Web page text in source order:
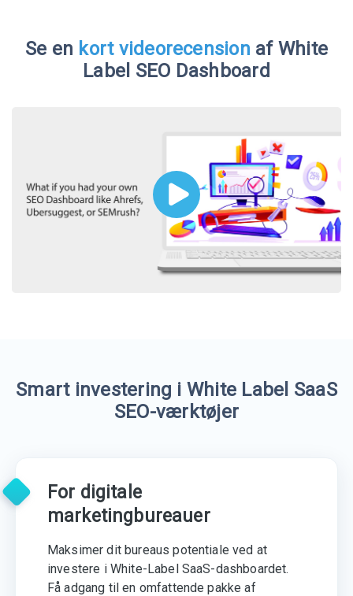
Se en kort videorecension af White
Label SEO Dashboard
Smart investering i White Label SaaS
SEO-værktøjer
For digitale
marketingbureauer
Maksimer dit bureaus potentiale ved at
investere i White-Label SaaS-dashboardet.
Få adgang til en omfattende pakke af